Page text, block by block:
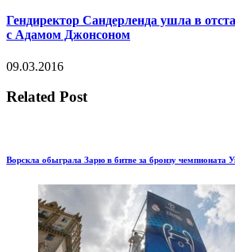
Гендиректор Сандерленда ушла в
с Адамом Джонсоном
09.03.2016
Related Post
Ворскла обыграла Зарю в битве за бронзу чемпионата